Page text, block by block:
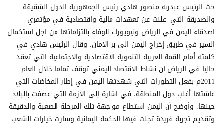
حث الرئيس عبدربه منصور هادي رئيس الجمهورية الدول الشقيقة
والصديقة التي اعلنت عن تعهدات مالية واقتصادية في مؤتمري
اصدقاء اليمن في الرياض ونيويورك للوفاء بالتزاماتها من اجل استكمال
السير في طريق إخراج اليمن الى بر الامان. وقال الرئيس هادي في
كلمته أمام القمة العربية التنموية الاقتصادية والاجتماعية التي تعقد
حاليا في الرياض ان نشاط الاقتصاد اليمني توقف تماما خلال العام
2011م بفعل التطورات التي شهدتها اليمن في إطار المخاضات التي
عاشتها أغلب دول المنطقة، في اشارة إلى الأزمة التي عصفت بالبلاد
حينها. وأوضح أن اليمن استطاع مواجهة تلك المرحلة الصعبة والدقيقة
وتقديم تجربة فريدة تجلت فيها الحكمة اليمانية وسارت خيارات الشعب